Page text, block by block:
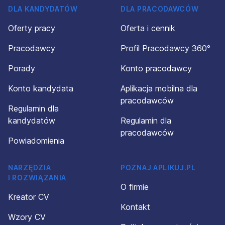
DLA KANDYDATÓW
Oferty pracy
Pracodawcy
Porady
Konto kandydata
Regulamin dla
kandydatów
Powiadomienia
DLA PRACODAWCÓW
Oferta i cennik
Profil Pracodawcy 360°
Konto pracodawcy
Aplikacja mobilna dla
pracodawców
Regulamin dla
pracodawców
NARZĘDZIA
I ROZWIĄZANIA
Kreator CV
Wzory CV
POZNAJ APLIKUJ.PL
O firmie
Kontakt